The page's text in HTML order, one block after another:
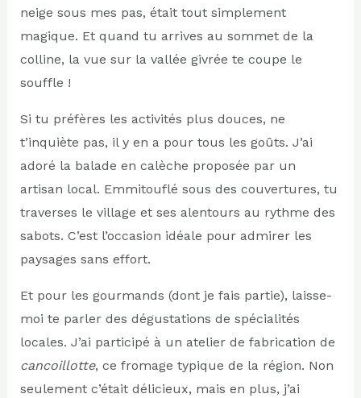
neige sous mes pas, était tout simplement
magique. Et quand tu arrives au sommet de la
colline, la vue sur la vallée givrée te coupe le
souffle !
Si tu préfères les activités plus douces, ne
t’inquiète pas, il y en a pour tous les goûts. J’ai
adoré la balade en calèche proposée par un
artisan local. Emmitouflé sous des couvertures, tu
traverses le village et ses alentours au rythme des
sabots. C’est l’occasion idéale pour admirer les
paysages sans effort.
Et pour les gourmands (dont je fais partie), laisse-
moi te parler des dégustations de spécialités
locales. J’ai participé à un atelier de fabrication de
cancoillotte, ce fromage typique de la région. Non
seulement c’était délicieux, mais en plus, j’ai